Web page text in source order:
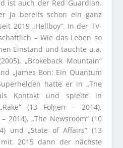
ist auch der Red Guardian.
ja bereits schon ein ganz
2019 „Hellboy“. In der TV-
– Wie das Leben so
Einstand und tauchte u.a.
„Brokeback Mountain“
„James Bon: Ein Quantum
hatte er in „The
Kontakt und spielte in
(13 Folgen – 2014),
2014), „The Newsroom“ (10
und „State of Affairs“ (13
2015 dann der nächste